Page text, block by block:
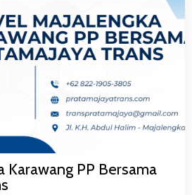
Karawang PP Bersama